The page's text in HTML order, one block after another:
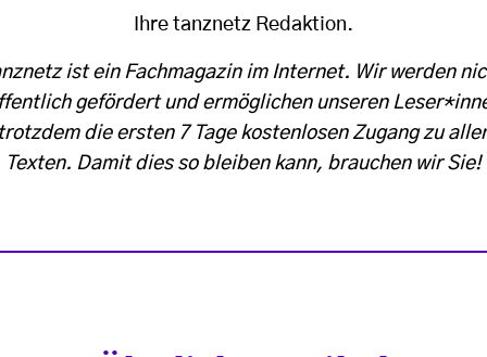
Ihre tanznetz Redaktion.
ist ein Fachmagazin im Internet. Wir werden
gefördert und ermöglichen unseren
die ersten 7 Tage kostenlosen Zugang zu
Texten. Damit dies so bleiben kann, brauchen wir Sie!